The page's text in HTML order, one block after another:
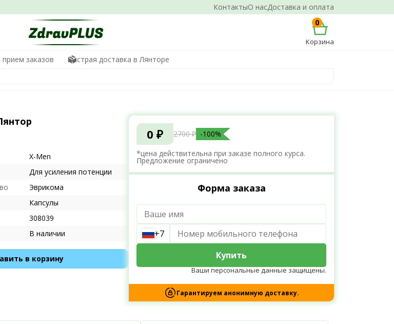
КонтактыО насДоставка и оплата
0
Корзина
заказов Быстрая доставка в Лянторе
X-Men
Для усиления потенции
Эврикома
Капсулы
308039
В наличии
в корзину
0 ₽ 2700 ₽ -100%
*цена действительна при заказе полного курса.
Предложение ограничено
Форма заказа
+7
Купить
Ваши персональные данные защищены.
Гарантируем анонимную доставку.